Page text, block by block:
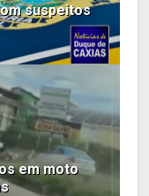
suspeitos
em moto